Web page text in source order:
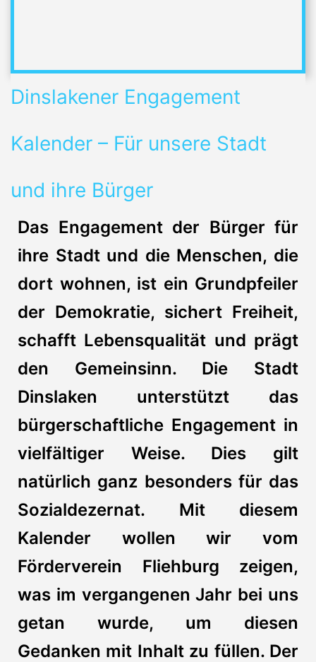
Dinslakener Engagement
Kalender – Für unsere Stadt
und ihre Bürger
Das Engagement der Bürger für
ihre Stadt und die Menschen, die
dort wohnen, ist ein Grundpfeiler
der Demokratie, sichert Freiheit,
schafft Lebensqualität und prägt
den Gemeinsinn. Die Stadt
Dinslaken unterstützt das
bürgerschaftliche Engagement in
vielfältiger Weise. Dies gilt
natürlich ganz besonders für das
Sozialdezernat. Mit diesem
Kalender wollen wir vom
Förderverein Fliehburg zeigen,
was im vergangenen Jahr bei uns
getan wurde, um diesen
Gedanken mit Inhalt zu füllen. Der